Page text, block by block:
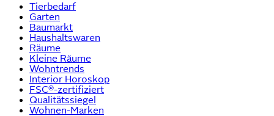
Tierbedarf
Garten
Baumarkt
Haushaltswaren
Räume
Kleine Räume
Wohntrends
Interior Horoskop
FSC®-zertifiziert
Qualitätssiegel
Wohnen-Marken